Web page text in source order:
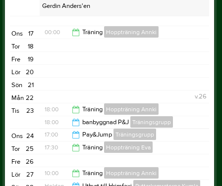
Gerdin Anders'en
17
Ons 00:00 Träning Hoppträning Annki
18
Tor
19
Fre
20
Lör
21
Sön
22
Mån
v.26
23
Tis 18:00 Träning Hoppträning Annki
20:00
18:00 banbyggnad P&J Träningsgrupp
20:00
24
Ons 17:00 Pay&Jump Träningsgrupp
25
Tor 17:30 Träning Hoppträning Eva
20:30
26
Fre
27
Lör 10:00 Träning Hoppträning Annki